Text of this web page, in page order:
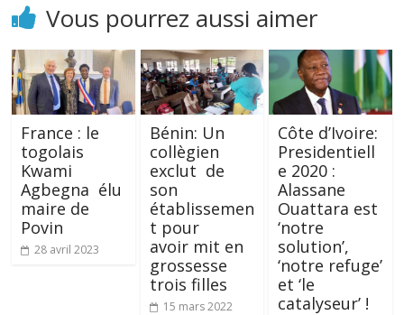
Vous pourrez aussi aimer
France : le
togolais
Kwami
Agbegna élu
maire de
Povin
28 avril 2023
Bénin: Un
collègien
exclut de
son
établissemen
t pour
avoir mit en
grossesse
trois filles
15 mars 2022
Côte d’Ivoire:
Presidentiell
e 2020 :
Alassane
Ouattara est
‘notre
solution’,
‘notre refuge’
et ‘le
catalyseur’ !